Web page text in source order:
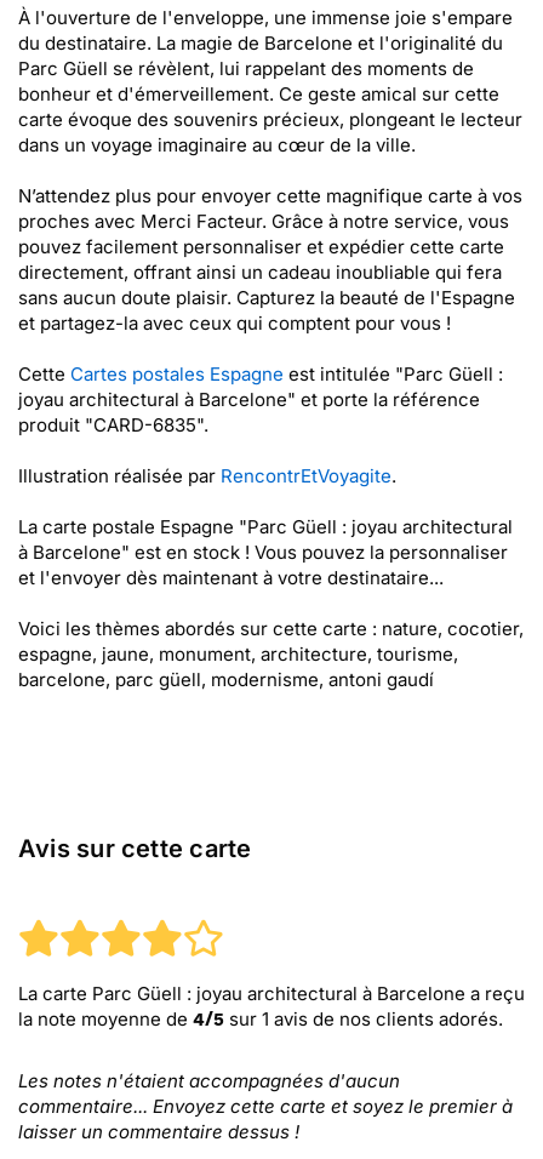
À l'ouverture de l'enveloppe, une immense joie s'empare
du destinataire. La magie de Barcelone et l'originalité du
Parc Güell se révèlent, lui rappelant des moments de
bonheur et d'émerveillement. Ce geste amical sur cette
carte évoque des souvenirs précieux, plongeant le lecteur
dans un voyage imaginaire au cœur de la ville.
N’attendez plus pour envoyer cette magnifique carte à vos
proches avec Merci Facteur. Grâce à notre service, vous
pouvez facilement personnaliser et expédier cette carte
directement, offrant ainsi un cadeau inoubliable qui fera
sans aucun doute plaisir. Capturez la beauté de l'Espagne
et partagez-la avec ceux qui comptent pour vous !
Cette Cartes postales Espagne est intitulée "Parc Güell :
joyau architectural à Barcelone" et porte la référence
produit "CARD-6835".
Illustration réalisée par RencontrEtVoyagite.
La carte postale Espagne "Parc Güell : joyau architectural
à Barcelone" est en stock ! Vous pouvez la personnaliser
et l'envoyer dès maintenant à votre destinataire...
Voici les thèmes abordés sur cette carte : nature, cocotier,
espagne, jaune, monument, architecture, tourisme,
barcelone, parc güell, modernisme, antoni gaudí
Avis sur cette carte
La carte Parc Güell : joyau architectural à Barcelone a reçu
la note moyenne de 4/5 sur 1 avis de nos clients adorés.
Les notes n'étaient accompagnées d'aucun
commentaire... Envoyez cette carte et soyez le premier à
laisser un commentaire dessus !